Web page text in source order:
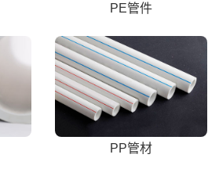
PE管件
PP管材